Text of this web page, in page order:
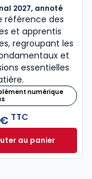
à 164,00 € TTC
2027, annoté
référence des
et apprentis
regroupant les
et
essentielles
numérique
TTC
au panier
Code pénal 2027,